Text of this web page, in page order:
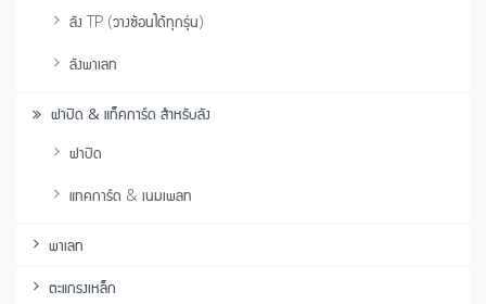
ลัง TP (วางซ้อนได้ทุกรุ่น)
ลังพาเลท
ฝาปิด & แท็คการ์ด สำหรับลัง
ฝาปิด
แทคการ์ด & เนมเพลท
พาเลท
ตะแกรงเหล็ก